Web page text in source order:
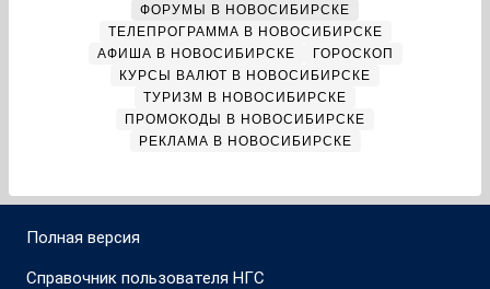
ФОРУМЫ В НОВОСИБИРСКЕ
ТЕЛЕПРОГРАММА В НОВОСИБИРСКЕ
АФИША В НОВОСИБИРСКЕ
ГОРОСКОП
КУРСЫ ВАЛЮТ В НОВОСИБИРСКЕ
ТУРИЗМ В НОВОСИБИРСКЕ
ПРОМОКОДЫ В НОВОСИБИРСКЕ
РЕКЛАМА В НОВОСИБИРСКЕ
Полная версия
Справочник пользователя НГС